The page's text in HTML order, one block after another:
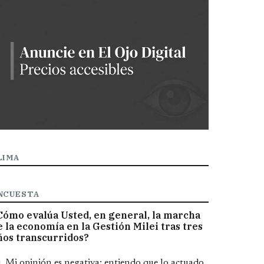
evalúa Usted, en general, la marcha
la economía en la Gestión Milei tras tres
transcurridos?